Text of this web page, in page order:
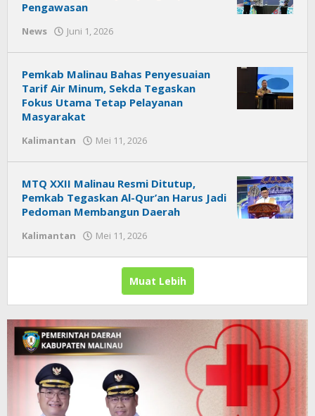
Pengawasan
News Juni 1, 2026
Pemkab Malinau Bahas Penyesuaian
Tarif Air Minum, Sekda Tegaskan
Fokus Utama Tetap Pelayanan
Masyarakat
Kalimantan Mei 11, 2026
MTQ XXII Malinau Resmi Ditutup,
Pemkab Tegaskan Al-Qur’an Harus Jadi
Pedoman Membangun Daerah
Kalimantan Mei 11, 2026
Muat Lebih